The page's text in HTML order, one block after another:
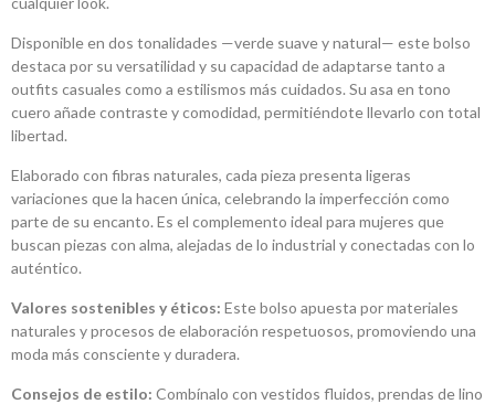
Disponible en dos tonalidades —verde suave y natural— este bolso
destaca por su versatilidad y su capacidad de adaptarse tanto a
outfits casuales como a estilismos más cuidados. Su asa en tono
cuero añade contraste y comodidad, permitiéndote llevarlo con total
libertad.
Elaborado con fibras naturales, cada pieza presenta ligeras
variaciones que la hacen única, celebrando la imperfección como
parte de su encanto. Es el complemento ideal para mujeres que
buscan piezas con alma, alejadas de lo industrial y conectadas con lo
auténtico.
Valores sostenibles y éticos: Este bolso apuesta por materiales
naturales y procesos de elaboración respetuosos, promoviendo una
moda más consciente y duradera.
Consejos de estilo: Combínalo con vestidos fluidos, prendas de lino